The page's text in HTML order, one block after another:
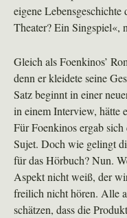
eigene
Theater? Ein Singspiel«,
Gleich als Foenkinos’
denn er kleidete seine
Satz beginnt in einer
in einem Interview, hätte
Für Foenkinos ergab
Sujet. Doch wie gelingt
für das Hörbuch? Nun.
Aspekt nicht weiß, der
freilich nicht hören. Alle
schätzen, dass die